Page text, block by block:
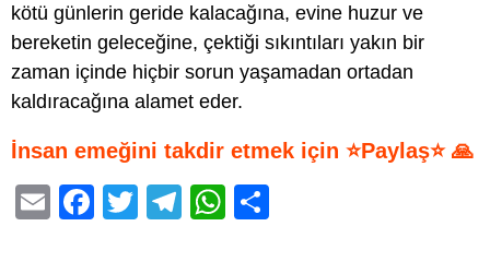
kötü günlerin geride kalacağına, evine huzur ve
bereketin geleceğine, çektiği sıkıntıları yakın bir
zaman içinde hiçbir sorun yaşamadan ortadan
kaldıracağına alamet eder.
İnsan emeğini takdir etmek için ⭐Paylaş⭐ 🙏
E
F
T
T
W